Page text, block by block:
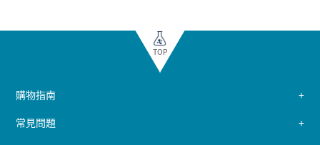
TOP
購物指南
常見問題